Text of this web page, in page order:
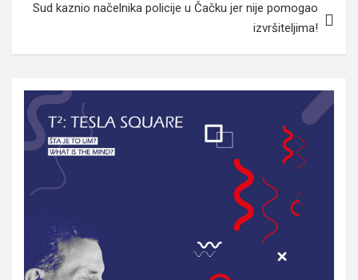
Sud kaznio načelnika policije u Čačku jer nije pomogao
izvršiteljima!